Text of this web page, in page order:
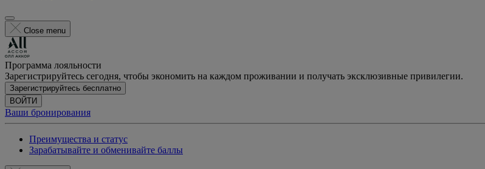
Close menu
Программа лояльности
Зарегистрируйтесь сегодня, чтобы экономить на каждом проживании и получать эксклюзивные привилегии.
Зарегистрируйтесь бесплатно
ВОЙТИ
Ваши бронирования
Преимущества и статус
Зарабатывайте и обменивайте баллы